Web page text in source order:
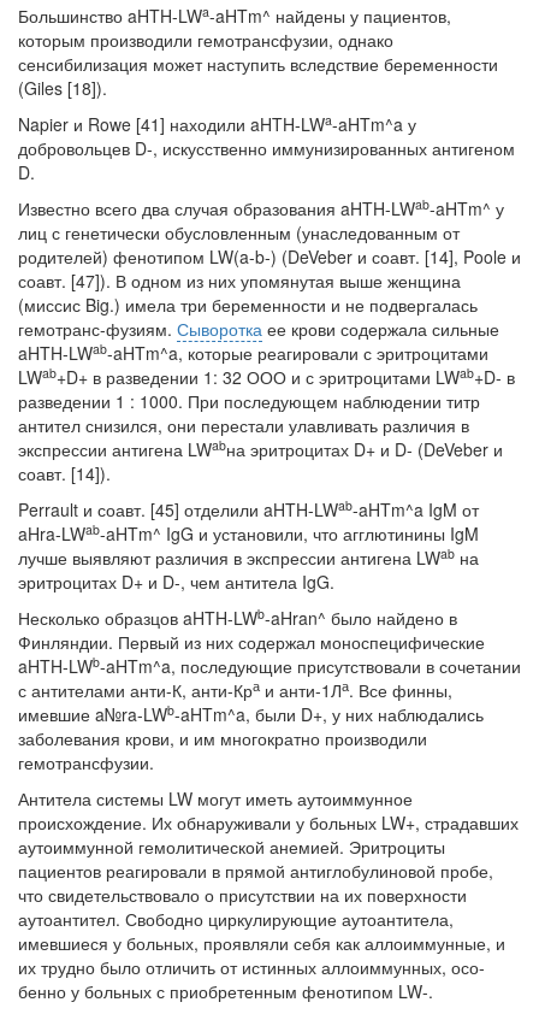
Большинство aHTH-LWa-aHTm^ найдены у пациентов,
которым производили гемотрансфузии, однако
сенсибилизация может наступить вследствие беремен­ности
(Giles [18]).
Napier и Rowe [41] находили aHTH-LWa-aHTm^a у
добровольцев D-, искус­ственно иммунизированных антигеном
D.
Известно всего два случая образования aHTH-LWab-aHTm^ у
лиц с генети­чески обусловленным (унаследованным от
родителей) фенотипом LW(a-b-) (DeVeber и соавт. [14], Poole и
соавт. [47]). В одном из них упомянутая выше женщина
(миссис Big.) имела три беременности и не подвергалась
гемотранс-фузиям. Сыворотка ее крови содержала сильные
aHTH-LWab-aHTm^a, которые реагировали с эритроцитами
LWab+D+ в разведении 1: 32 ООО и с эритроцита­ми LWab+D- в
разведении 1 : 1000. При последующем наблюдении титр
анти­тел снизился, они перестали улавливать различия в
экспрессии антигена LWabна эритроцитах D+ и D- (DeVeber и
соавт. [14]).
Perrault и соавт. [45] отделили aHTH-LWab-aHTm^a IgM от
aHra-LWab-aHTm^ IgG и установили, что агглютинины IgM
лучше выявляют различия в экспрес­сии антигена LWab на
эритроцитах D+ и D-, чем антитела IgG.
Несколько образцов aHTH-LWb-aHran^ было найдено в
Финляндии. Первый из них содержал моноспецифические
aHTH-LWb-aHTm^a, последующие при­сутствовали в сочетании
с антителами анти-К, анти-Кра и анти-1Ла. Все финны,
имевшие a№ra-LWb-aHTm^a, были D+, у них наблюдались
заболевания крови, и им многократно производили
гемотрансфузии.
Антитела системы LW могут иметь аутоиммунное
происхождение. Их об­наруживали у больных LW+, страдавших
аутоиммунной гемолитической ане­мией. Эритроциты
пациентов реагировали в прямой антиглобулиновой пробе,
что свидетельствовало о присутствии на их поверхности
аутоантител. Свободно циркулирующие аутоантитела,
имевшиеся у больных, проявляли себя как аллоиммунные, и
их трудно было отличить от истинных аллоиммунных, осо­
бенно у больных с приобретенным фенотипом LW-.